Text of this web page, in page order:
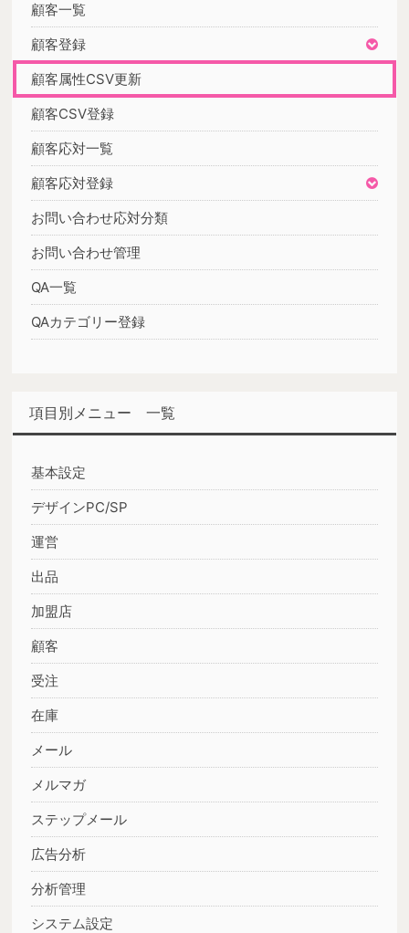
顧客一覧
顧客登録
顧客属性CSV更新
顧客CSV登録
顧客応対一覧
顧客応対登録
お問い合わせ応対分類
お問い合わせ管理
QA一覧
QAカテゴリー登録
項目別メニュー 一覧
基本設定
デザインPC/SP
運営
出品
加盟店
顧客
受注
在庫
メール
メルマガ
ステップメール
広告分析
分析管理
システム設定